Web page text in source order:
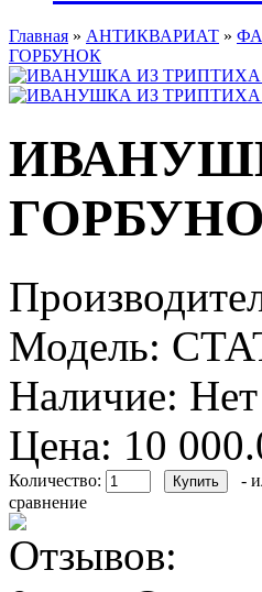
Главная » АНТИКВАРИАТ »
ГОРБУНОК
Модель:
Наличие:
Цена: 10
Количество: -
сравнение